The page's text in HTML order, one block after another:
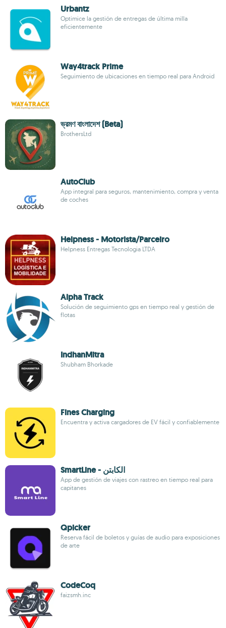
Urbantz
Optimice la gestión de entregas de última milla
eficientemente
Way4track Prime
Seguimiento de ubicaciones en tiempo real para Android
ভ্রমণ বাংলাদেশ (Beta)
BrothersLtd
AutoClub
App integral para seguros, mantenimiento, compra y venta
de coches
Helpness - Motorista/Parceiro
Helpness Entregas Tecnologia LTDA
Alpha Track
Solución de seguimiento gps en tiempo real y gestión de
flotas
IndhanMitra
Shubham Bhorkade
Fines Charging
Encuentra y activa cargadores de EV fácil y confiablemente
SmartLine - الكابتن
App de gestión de viajes con rastreo en tiempo real para
capitanes
Qpicker
Reserva fácil de boletos y guías de audio para exposiciones
de arte
CodeCoq
faizsmh.inc